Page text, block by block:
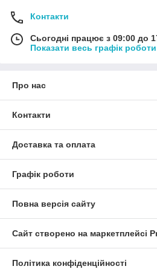
Контакти
Сьогодні працює з 09:00 до
Показати весь графік роботи
Про нас
Контакти
Доставка та оплата
Графік роботи
Повна версія сайту
Сайт створено на маркетплейсі
Політика конфіденційності